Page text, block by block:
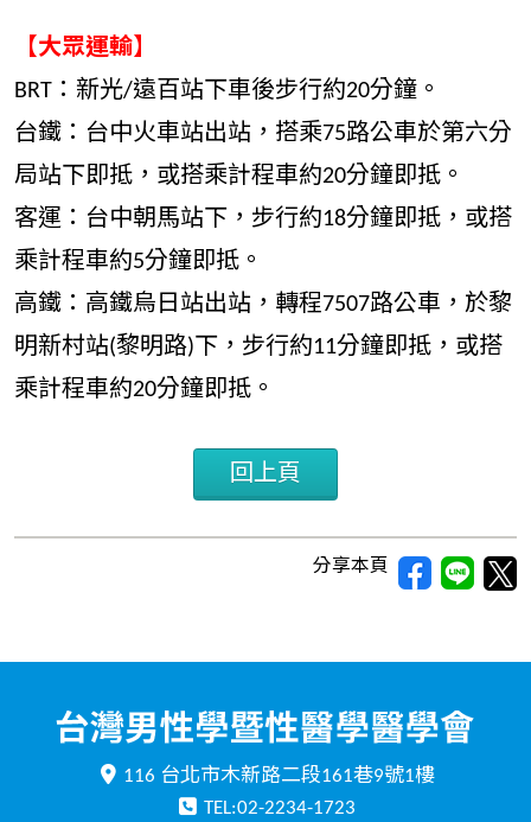
【大眾運輸】
BRT：新光/遠百站下車後步行約20分鐘。
台鐵：台中火車站出站，搭乘75路公車於第六分
局站下即抵，或搭乘計程車約20分鐘即抵。
客運：台中朝馬站下，步行約18分鐘即抵，或搭
乘計程車約5分鐘即抵。
高鐵：高鐵烏日站出站，轉程7507路公車，於黎
明新村站(黎明路)下，步行約11分鐘即抵，或搭
乘計程車約20分鐘即抵。
回上頁
分享本頁
116 台北市木新路二段161巷9號1樓
TEL:02-2234-1723